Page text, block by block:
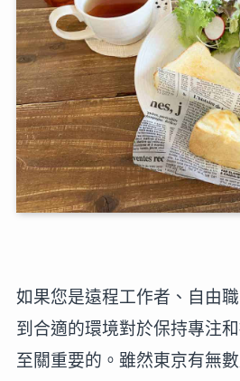
如果您是遠程工作者、自由
到合適的環境對於保持專注
至關重要的。雖然東京有無